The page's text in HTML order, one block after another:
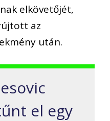
elkövetőjét,
az
után.
el egy